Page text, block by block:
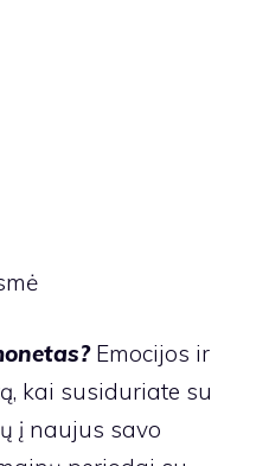
Emocijos ir
kai susiduriate su
į naujus savo